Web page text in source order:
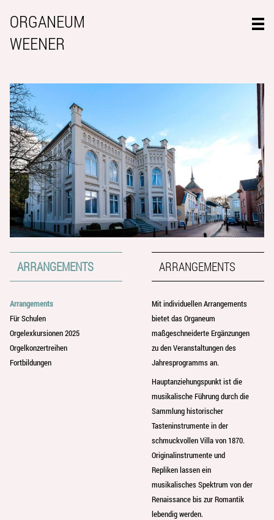
ORGANEUM
WEENER
ARRANGEMENTS
Arrangements
Für Schulen
Orgelexkursionen 2025
Orgelkonzertreihen
Fortbildungen
ARRANGEMENTS
Mit individuellen Arrangements
bietet das Organeum
maßgeschneiderte Ergänzungen
zu den Veranstaltungen des
Jahresprogramms an.
Hauptanziehungspunkt ist die
musikalische Führung durch die
Sammlung historischer
Tasteninstrumente in der
schmuckvollen Villa von 1870.
Originalinstrumente und
Repliken lassen ein
musikalisches Spektrum von der
Renaissance bis zur Romantik
lebendig werden.